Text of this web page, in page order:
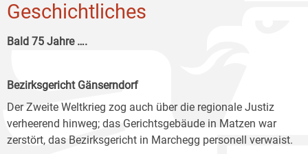
Geschichtliches
Bald 75 Jahre ….
Bezirksgericht Gänserndorf
Der Zweite Weltkrieg zog auch über die regionale Justiz
verheerend hinweg; das Gerichtsgebäude in Matzen war
zerstört, das Bezirksgericht in Marchegg personell verwaist.